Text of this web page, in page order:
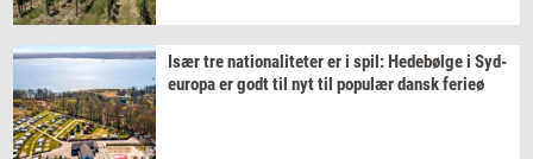
Især trena­tio­na­li­te­terer i spil:He­debøl­gei Sy­d­
eu­ro­paer godt til nyt til po­pu­lærdanskfe­ri­eø